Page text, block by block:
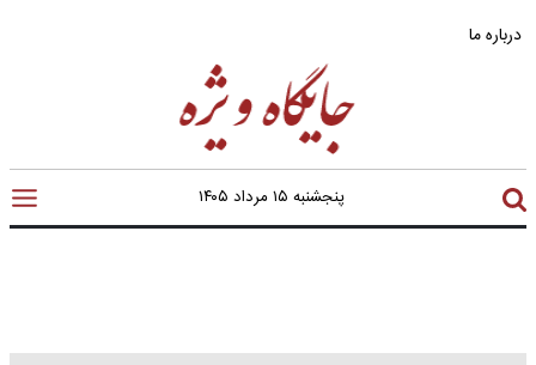
درباره ما
پنجشنبه ۱۵ مرداد ۱۴۰۵